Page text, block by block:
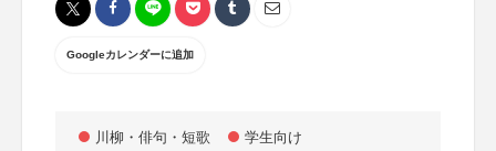
Googleカレンダーに追加
川柳・俳句・短歌 学生向け